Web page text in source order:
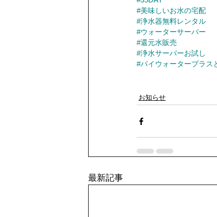
#美味しいお水の宅配
#浄水器無料レンタル
#ウォーターサーバー
#還元水販売
#浄水サーバーお試し
#パイウォータープラス
お知らせ
最新記事